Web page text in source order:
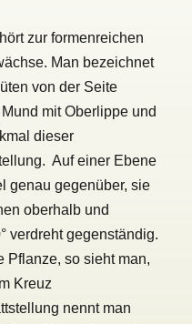
zur formenreichen
Man bezeichnet
von der Seite
mit Oberlippe und
dieser
Auf einer Ebene
genau gegenüber, sie
oberhalb und
verdreht gegenständig.
Pflanze, so sieht man,
Kreuz
nennt man